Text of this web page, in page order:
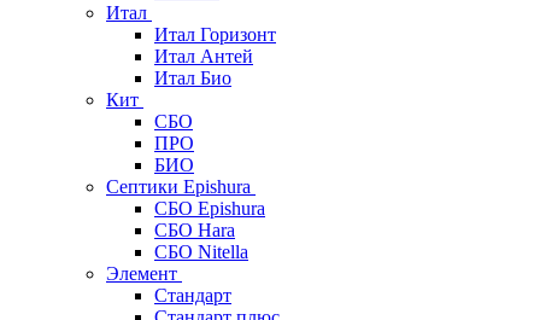
Итал
Итал Горизонт
Итал Антей
Итал Био
Кит
СБО
ПРО
БИО
Септики Epishura
СБО Epishura
СБО Hara
СБО Nitella
Элемент
Стандарт